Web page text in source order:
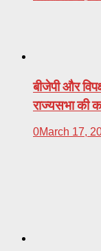
बीजेपी और
राज्यसभा की
0March 17,